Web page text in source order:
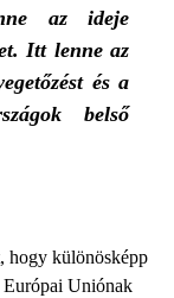
az ideje
Itt lenne az
és a
belső
hogy különösképp
Európai Uniónak